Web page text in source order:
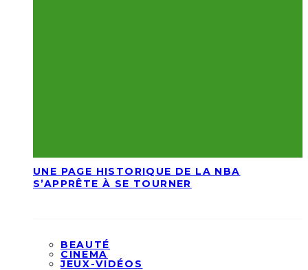
UNE PAGE HISTORIQUE DE LA NBA
S’APPRÊTE À SE TOURNER
BEAUTÉ
CINEMA
JEUX-VIDÉOS